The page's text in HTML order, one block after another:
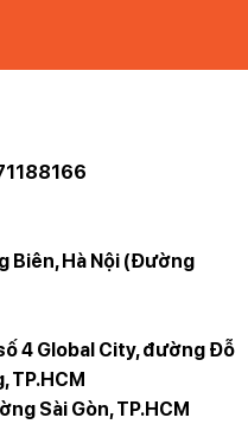
81 66 để được trải
đến các bạn
100% chất lượng
Biên, Hà Nội (Đường
4 Global City, đường Đỗ
TP.HCM
Sài Gòn, TP.HCM